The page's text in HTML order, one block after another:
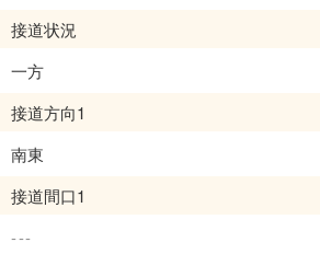
接道状況
一方
接道方向1
南東
接道間口1
---